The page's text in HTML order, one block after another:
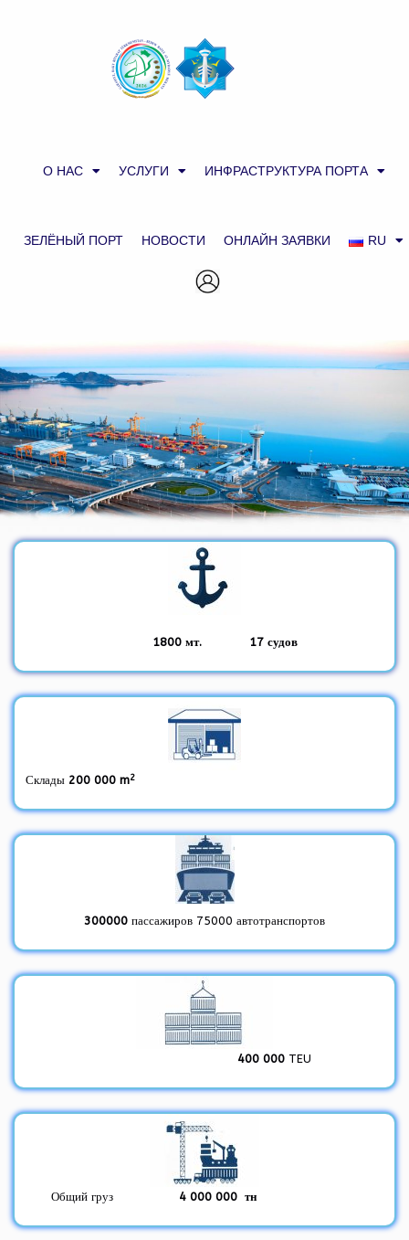
О НАС УСЛУГИ ИНФРАСТРУКТУРА ПОРТА
ЗЕЛЁНЫЙ ПОРТ НОВОСТИ ОНЛАЙН ЗАЯВКИ RU
1800 мт. 17 судов
Склады 200 000 m2
300000 пассажиров 75000 автотранспортов
400 000TEU
Общий груз4 000 000 тн